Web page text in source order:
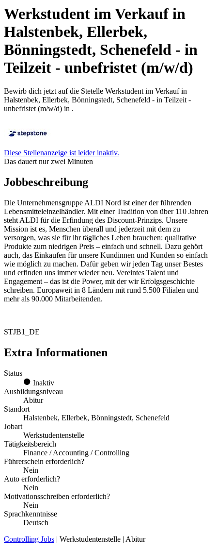
Werkstudent im Verkauf in
Halstenbek, Ellerbek,
Bönningstedt, Schenefeld - in
Teilzeit - unbefristet (m/w/d)
Bewirb dich jetzt auf die Stetelle Werkstudent im Verkauf in
Halstenbek, Ellerbek, Bönningstedt, Schenefeld - in Teilzeit -
unbefristet (m/w/d) in .
Diese Stellenanzeige ist leider inaktiv.
Das dauert nur zwei Minuten
Jobbeschreibung
Die Unternehmensgruppe ALDI Nord ist einer der führenden
Lebensmitteleinzelhändler. Mit einer Tradition von über 110 Jahren
steht ALDI für die Erfindung des Discount-Prinzips. Unsere
Mission ist es, Menschen überall und jederzeit mit dem zu
versorgen, was sie für ihr tägliches Leben brauchen: qualitative
Produkte zum niedrigen Preis – einfach und schnell. Dazu gehört
auch, das Einkaufen für unsere Kundinnen und Kunden so einfach
wie möglich zu machen. Dafür geben wir jeden Tag unser Bestes
und erfinden uns immer wieder neu. Vereintes Talent und
Engagement – das ist die Power, mit der wir Erfolgsgeschichte
schreiben. Europaweit in 8 Ländern mit rund 5.500 Filialen und
mehr als 90.000 Mitarbeitenden.
STJB1_DE
Extra Informationen
Status
Inaktiv
Ausbildungsniveau
Abitur
Standort
Halstenbek, Ellerbek, Bönningstedt, Schenefeld
Jobart
Werkstudentenstelle
Tätigkeitsbereich
Finance / Accounting / Controlling
Führerschein erforderlich?
Nein
Auto erforderlich?
Nein
Motivationsschreiben erforderlich?
Nein
Sprachkenntnisse
Deutsch
Controlling Jobs | Werkstudentenstelle | Abitur